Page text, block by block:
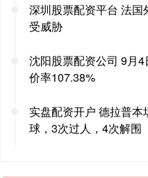
深圳股票配资平台 法
受威胁
沈阳股票配资公司 9月
价率107.38%
实盘配资开户 德拉普
球，3次过人，4次解围